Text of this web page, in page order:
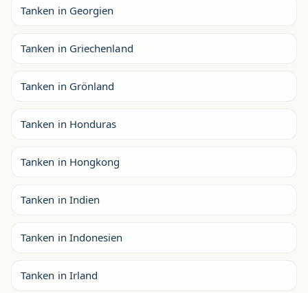
Tanken in Georgien
Tanken in Griechenland
Tanken in Grönland
Tanken in Honduras
Tanken in Hongkong
Tanken in Indien
Tanken in Indonesien
Tanken in Irland